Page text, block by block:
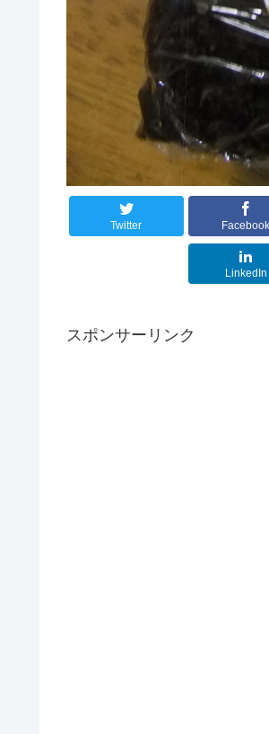
Twitter Facebook
LinkedIn
スポンサーリンク